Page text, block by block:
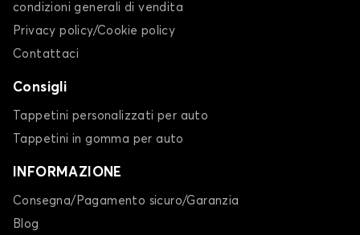
condizioni generali di vendita
Privacy policy/Cookie policy
Contattaci
Consigli
Tappetini personalizzati per auto
Tappetini in gomma per auto
INFORMAZIONE
Consegna/Pagamento sicuro/Garanzia
Blog